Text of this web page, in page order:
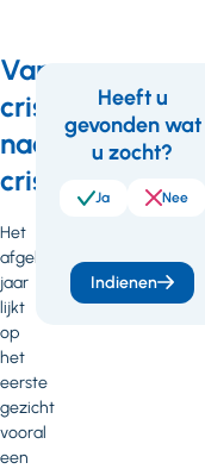
Van
crisis
naar
crisis
Het
afgelopen
jaar
lijkt
op
het
eerste
gezicht
vooral
een
Feedback
Heeft u
gevonden wat
u zocht?
Ja Nee
Indienen